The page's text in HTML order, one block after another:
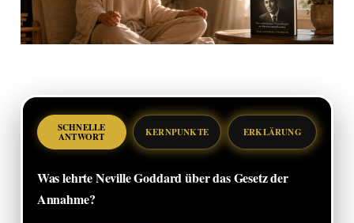
SCHNELLE
ANTWORT KERNPUNKTE ERKLÄRUNG
Was lehrte Neville Goddard über das Gesetz der
Annahme?